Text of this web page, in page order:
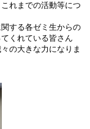
れまでの活動等につ
する各ゼミ生からの
くれている皆さん
の大きな力になりま